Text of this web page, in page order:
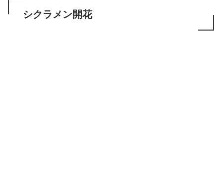
シクラメン開花